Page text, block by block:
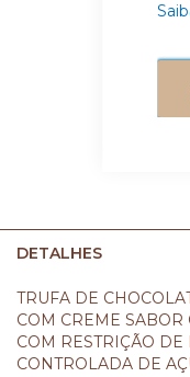
DETALHES
TRUFA DE
COM CREME SABOR
COM RESTRIÇÃO DE
CONTROLADA DE